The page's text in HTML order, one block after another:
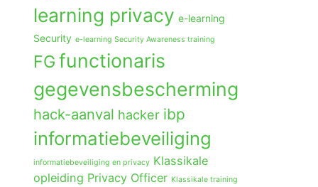
learning privacy e-learning
Security e-learning Security Awareness training
FG functionaris
gegevensbescherming
hack-aanval hacker ibp
informatiebeveiliging
informatiebeveiliging en privacy Klassikale
opleiding Privacy Officer Klassikale training